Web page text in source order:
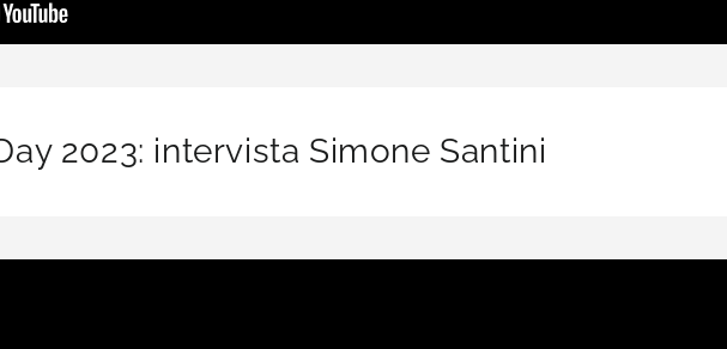
2023: intervista Simone Santini